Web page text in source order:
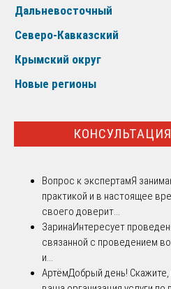
Дальневосточный
Северо-Кавказский
Крымский округ
Новые регионы
Вопрос к экспертамЯ
практикой и в настоящее
своего доверит...
ЗаринаИнтересует
связанной с проведением
и...
АртёмДобрый день!